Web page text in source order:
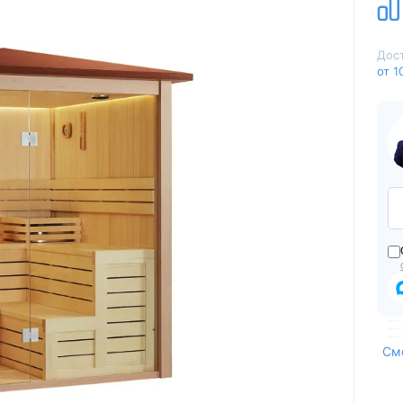
Профессиональные
Спортивные
Бассейны для глэмпингов
Из Австралии
Из Италии
США
Из Германии
Из Китая
Из Канады
Из Венгрии
Из Чехии
Из Испании
от